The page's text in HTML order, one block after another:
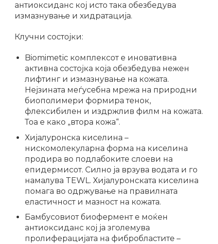
антиоксиданс кој исто така обезбедува
измазнување и хидратација.
Клучни состојки:
Biomimetic комплексот е иновативна
активна состојка која обезбедува нежен
лифтинг и измазнување на кожата.
Нејзината меѓусебна мрежа на природни
биополимери формира тенок,
флексибилен и издржлив филм на кожата.
Тоа е како „втора кожа“.
Хијалуронска киселина –
нискомолекуларна форма на киселина
продира во подлабоките слоеви на
епидермисот. Силно ја врзува водата и го
намалува TEWL. Хијалуронската киселина
помага во одржување на правилната
еластичност и мазност на кожата.
Бамбусовиот биофермент е моќен
антиоксиданс кој ја зголемува
пролиферацијата на фибробластите –